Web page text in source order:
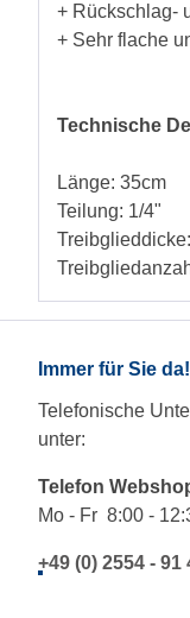
+ Rückschlag-
+ Sehr flache
Technische
Länge: 35cm
Teilung: 1/4"
Immer für Sie da!
Telefonische
unter:
Telefon
Mo - Fr 8:00 -
+49 (0) 2554 - 91